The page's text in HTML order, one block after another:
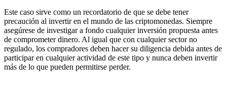
Este caso sirve como un recordatorio de que se debe tener
precaución al invertir en el mundo de las criptomonedas. Siempre
asegúrese de investigar a fondo cualquier inversión propuesta antes
de comprometer dinero. Al igual que con cualquier sector no
regulado, los compradores deben hacer su diligencia debida antes de
participar en cualquier actividad de este tipo y nunca deben invertir
más de lo que pueden permitirse perder.